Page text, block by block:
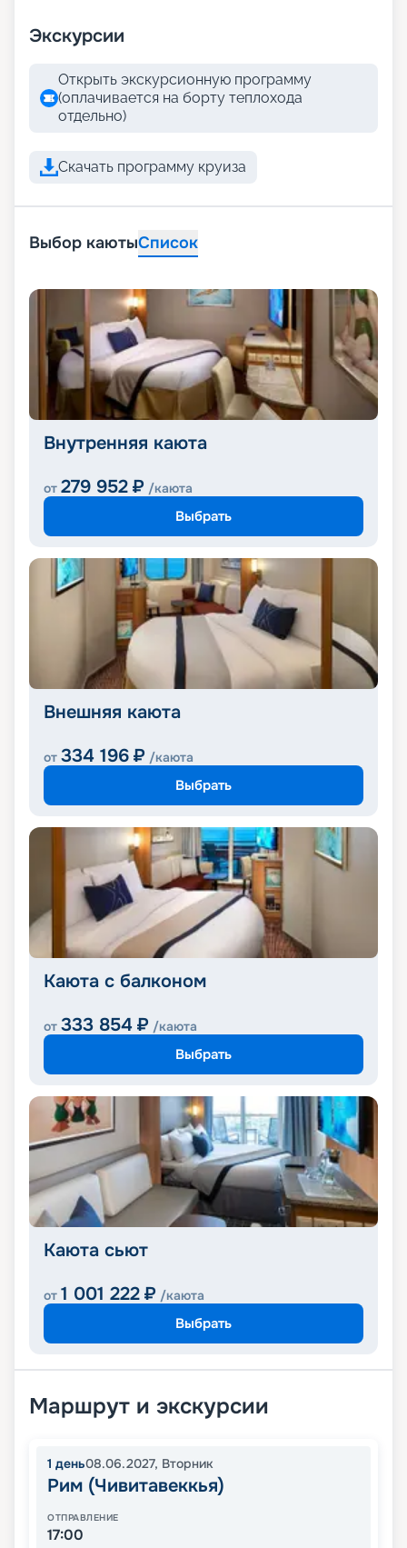
Экскурсии
Открыть экскурсионную программу
(оплачивается на борту теплохода
отдельно)
Скачать программу круиза
Выбор каютыСписок
Внутренняя каюта
от 279 952 ₽ /каюта
Выбрать
Внешняя каюта
от 334 196 ₽ /каюта
Выбрать
Каюта с балконом
от 333 854 ₽ /каюта
Выбрать
Каюта сьют
от 1 001 222 ₽ /каюта
Выбрать
Маршрут и экскурсии
1 день08.06.2027, Вторник
Рим (Чивитавеккья)
ОТПРАВЛЕНИЕ
17:00